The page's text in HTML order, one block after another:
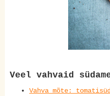
Veel vahvaid
Vahva mõte: